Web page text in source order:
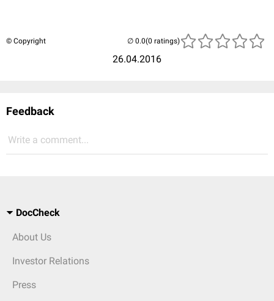
© Copyright
26.04.2016
(0 ratings)
Feedback
Write a comment...
DocCheck
About Us
Investor Relations
Press